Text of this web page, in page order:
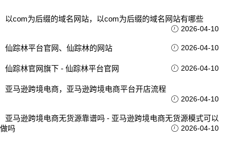
以com为后缀的域名网站，以com为后缀的域名网站有哪些
2026-04-10
仙踪林平台官网、仙踪林的网站 2026-04-10
仙踪林官网旗下 - 仙踪林平台官网 2026-04-10
亚马逊跨境电商，亚马逊跨境电商平台开店流程
2026-04-10
亚马逊跨境电商无货源靠谱吗 - 亚马逊跨境电商无货源模式可以
做吗
2026-04-10